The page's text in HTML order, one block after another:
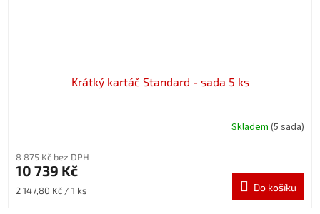
Krátký kartáč Standard - sada 5 ks
Skladem (5 sada)
8 875 Kč bez DPH
10 739 Kč
Měrná
2 147,80 Kč / 1 ks Do košíku